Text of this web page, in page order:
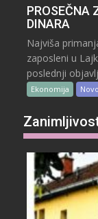
PROSEČNA
DINARA
Najviša
zaposleni u
poslednji
Ekonomija